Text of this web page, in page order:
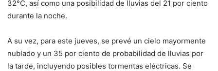
32°C, así como una posibilidad de lluvias del 21 por ciento
durante la noche.
A su vez, para este jueves, se prevé un cielo mayormente
nublado y un 35 por ciento de probabilidad de lluvias por
la tarde, incluyendo posibles tormentas eléctricas. Se